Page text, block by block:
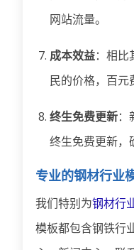
网站流量。
成本效益：相比
民的价格，百元
终生免费更新：
终生免费更新，
专业的钢材行业
我们特别为钢材行
模板都包含钢铁行